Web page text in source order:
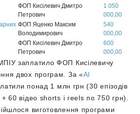
ФОП Кисілевич Дмитро
Петрович
1 050
000,00
ФОП Яценко Максим
Володимирович
540
000,00
ФОП Кисілевич Дмитро
Петрович
600
000,00
заплатило ФОП Кисілевичу
двох програм. За «AI
понад 1 млн грн (30 епізодів
60 відео shorts і reels по 750 грн).
виготовлення програми